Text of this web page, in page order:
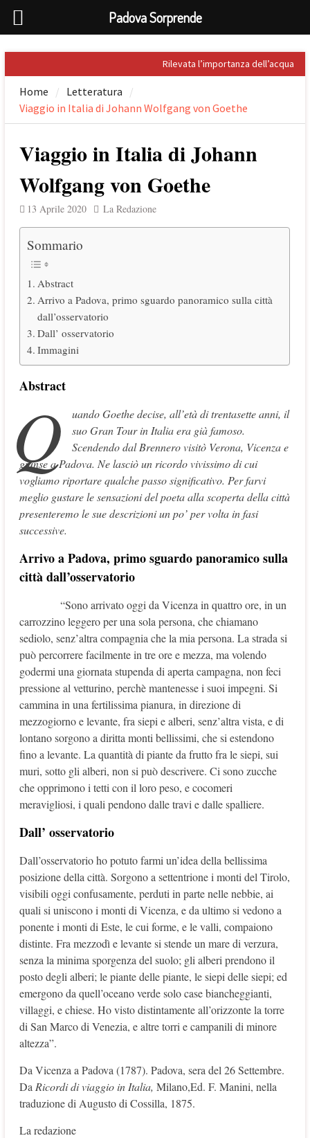
to
content
Rilevata l’importanza dell’acqua
nel Palladio
Caffè
Sandro Penna, poeta dell’eros
Tommaseo i due grandi letterati
che celebrarono Torreglia (PD)
Il tesoro nascosto di Padova: il
First Folio di Shakespeare
Home
Letteratura
Viaggio in Italia di Johann Wolfgang von Goethe
Viaggio in Italia di Johann
Wolfgang von Goethe
13 Aprile 2020 La Redazione
Sommario
Abstract
Arrivo a Padova, primo sguardo panoramico sulla città
dall’osservatorio
Dall’ osservatorio
Immagini
Abstract
Q
uando Goethe decise, all’età di trentasette anni, il
suo Gran Tour in Italia era già famoso.
Scendendo dal Brennero visitò Verona, Vicenza e
giunse a Padova. Ne lasciò un ricordo vivissimo di cui
vogliamo riportare qualche passo significativo. Per farvi
meglio gustare le sensazioni del poeta alla scoperta della città
presenteremo le sue descrizioni un po’ per volta in fasi
successive.
Arrivo a Padova, primo sguardo panoramico sulla
città dall’osservatorio
“Sono arrivato oggi da Vicenza in quattro ore, in un
carrozzino leggero per una sola persona, che chiamano
sediolo, senz’altra compagnia che la mia persona. La strada si
può percorrere facilmente in tre ore e mezza, ma volendo
godermi una giornata stupenda di aperta campagna, non feci
pressione al vetturino, perchè mantenesse i suoi impegni. Si
cammina in una fertilissima pianura, in direzione di
mezzogiorno e levante, fra siepi e alberi, senz’altra vista, e di
lontano sorgono a diritta monti bellissimi, che si estendono
fino a levante. La quantità di piante da frutto fra le siepi, sui
muri, sotto gli alberi, non si può descrivere. Ci sono zucche
che opprimono i tetti con il loro peso, e cocomeri
meravigliosi, i quali pendono dalle travi e dalle spalliere.
Dall’ osservatorio
Dall’osservatorio ho potuto farmi un’idea della bellissima
posizione della città. Sorgono a settentrione i monti del Tirolo,
visibili oggi confusamente, perduti in parte nelle nebbie, ai
quali si uniscono i monti di Vicenza, e da ultimo si vedono a
ponente i monti di Este, le cui forme, e le valli, compaiono
distinte. Fra mezzodì e levante si stende un mare di verzura,
senza la minima sporgenza del suolo; gli alberi prendono il
posto degli alberi; le piante delle piante, le siepi delle siepi; ed
emergono da quell’oceano verde solo case biancheggianti,
villaggi, e chiese. Ho visto distintamente all’orizzonte la torre
di San Marco di Venezia, e altre torri e campanili di minore
altezza”.
Da Vicenza a Padova (1787). Padova, sera del 26 Settembre.
Da Ricordi di viaggio in Italia,Milano,Ed. F. Manini, nella
traduzione di Augusto di Cossilla, 1875.
La redazione
Padova Sorprende